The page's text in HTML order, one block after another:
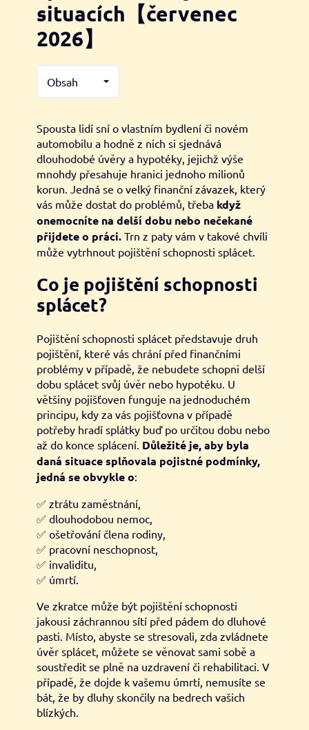
situacích【červenec
2026】
Obsah
Spousta lidí sní o vlastním bydlení či novém
automobilu a hodně z nich si sjednává
dlouhodobé úvěry a hypotéky, jejichž výše
mnohdy přesahuje hranici jednoho milionů
korun. Jedná se o velký finanční závazek, který
vás může dostat do problémů, třebakdyž
onemocníte na delší dobu nebo nečekané
přijdete o práci.Trn z paty vám v takové chvíli
může vytrhnout pojištění schopnosti splácet.
Co je pojištění schopnosti
splácet?
Pojištění schopnosti splácet představuje druh
pojištění, které vás chrání před finančními
problémy v případě, že nebudete schopni delší
dobu splácet svůj úvěr nebo hypotéku. U
většiny pojišťoven funguje na jednoduchém
principu, kdy za vás pojišťovna v případě
potřeby hradí splátky buď po určitou dobu nebo
až do konce splácení. Důležité je, aby byla
daná situace splňovala pojistné podmínky,
jedná se obvykle o:
✅ ztrátu zaměstnání,
✅ dlouhodobou nemoc,
✅ ošetřování člena rodiny,
✅ pracovní neschopnost,
✅ invaliditu,
✅ úmrtí.
Ve zkratce může být pojištění schopnosti
jakousi záchrannou sítí před pádem do dluhové
pasti. Místo, abyste se stresovali, zda zvládnete
úvěr splácet, můžete se věnovat sami sobě a
soustředit se plně na uzdravení či rehabilitaci. V
případě, že dojde k vašemu úmrtí, nemusíte se
bát, že by dluhy skončily na bedrech vašich
blízkých.